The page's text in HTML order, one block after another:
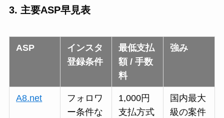
3. 主要ASP早見表
ASP
インスタ
登録条件
最低支払
額 / 手数
料
強み
A8.net
フォロワ
ー条件な
1,000円
支払方式
国内最大
級の案件